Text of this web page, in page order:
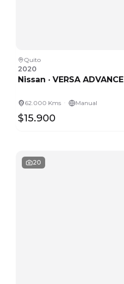
Quito
2020
Nissan · VERSA ADVANCE
62.000 Kms · Manual
$15.900
20